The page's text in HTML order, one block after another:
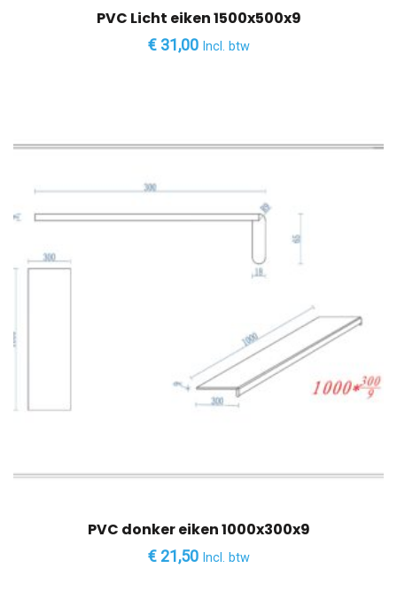
PVC Licht eiken 1500x500x9
€31,00 Incl. btw
PVC donker eiken 1000x300x9
€21,50 Incl. btw